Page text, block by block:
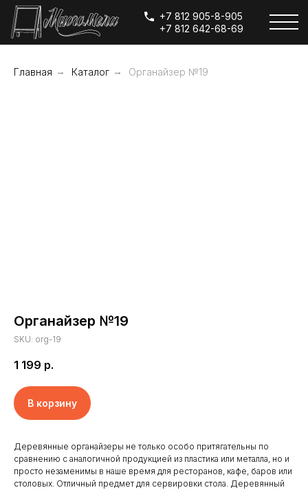
+7 812 905-8-905
+7 812 642-68-69
Главная → Каталог → Органайзер №19
Органайзер №19
SKU: org-19
1 199 р.
В корзину
Деревянные органайзеры не только особо притягательны по
сравнению с аналогичной продукцией из пластика или металла, но и
просто незаменимы в наше время для ресторанов, кафе, баров или
столовых. Отличный предмет для сервировки стола. Деревянный